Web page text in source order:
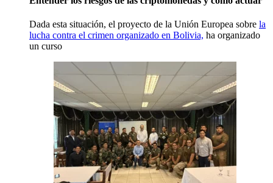
Dada esta situación, el proyecto de la Unión Europea sobre la
lucha contra el crimen organizado en Bolivia, ha organizado
un curso